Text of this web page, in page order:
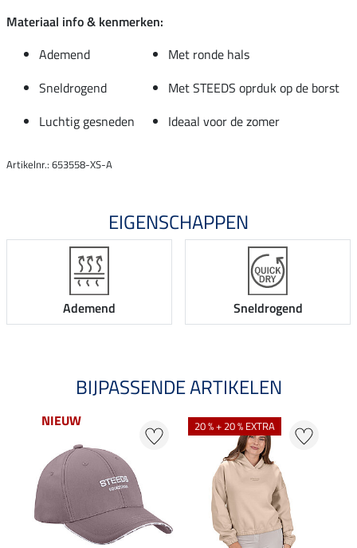
Materiaal info & kenmerken:
Ademend
Met ronde hals
Sneldrogend
Met STEEDS oprduk op de borst
Luchtig gesneden
Ideaal voor de zomer
Artikelnr.: 653558-XS-A
EIGENSCHAPPEN
Ademend Sneldrogend
BIJPASSENDE ARTIKELEN
NIEUW 20 % + 20 % EXTRA